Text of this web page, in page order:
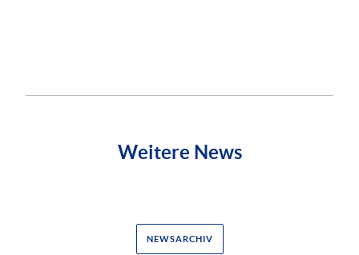
Weitere News
NEWSARCHIV